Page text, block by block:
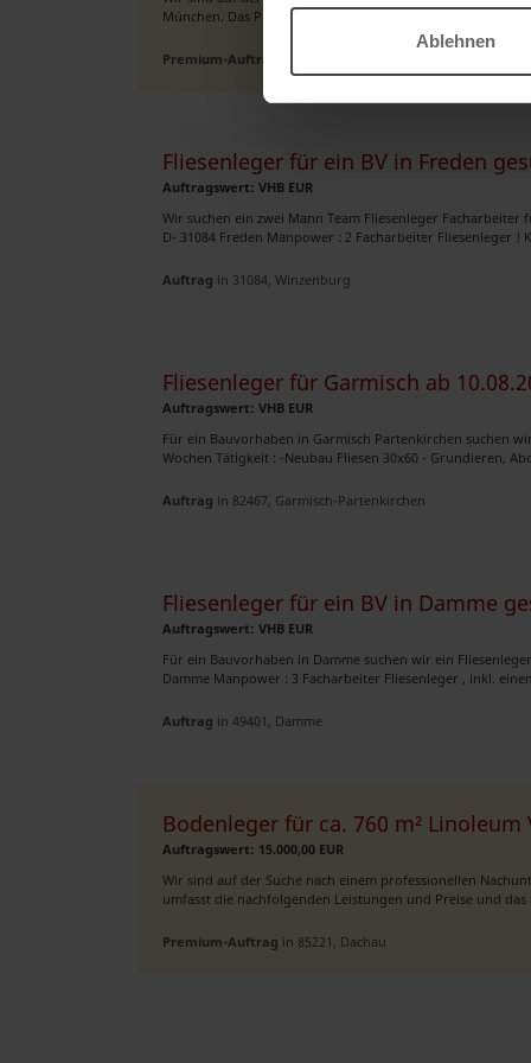
Ablehnen
München. Das Projekt umfasst die nachfolgenden
Premium-Auftrag
Fliesenleger für ein BV in Freden
Auftragswert: VHB EUR
Wir suchen ein zwei Mann Team Fliesenleger
D- 31084 Freden Manpower : 2 Facharbeiter Fliesenleger !
Auftrag in 31084, Winzenburg
Fliesenleger für Garmisch ab
Auftragswert: VHB EUR
Für ein Bauvorhaben in Garmisch Partenkirchen suchen
Wochen Tätigkeit : -Neubau Fliesen 30x60 - Grundieren,
Auftrag in 82467, Garmisch-Partenkirchen
Fliesenleger für ein BV in Damme
Auftragswert: VHB EUR
Für ein Bauvorhaben in Damme suchen wir ein
Damme Manpower : 3 Facharbeiter Fliesenleger , inkl.
Auftrag in 49401, Damme
Bodenleger für ca. 760 m²
Auftragswert: 15.000,00 EUR
Wir sind auf der Suche nach einem professionellen
umfasst die nachfolgenden Leistungen und Preise und das
Premium-Auftrag in 85221, Dachau